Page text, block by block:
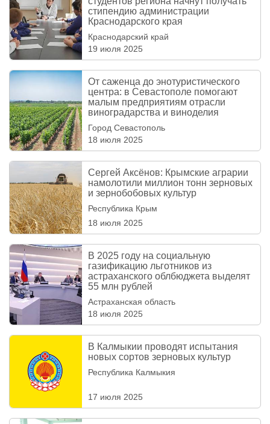
стипендию администрации
Краснодарского края
Краснодарский край
19 июля 2025
От саженца до энотуристического
центра: в Севастополе помогают
малым предприятиям отрасли
виноградарства и виноделия
Город Севастополь
18 июля 2025
Сергей Аксёнов: Крымские аграрии
намолотили миллион тонн зерновых
и зернобобовых культур
Республика Крым
18 июля 2025
В 2025 году на социальную
газификацию льготников из
астраханского облбюджета выделят
55 млн рублей
Астраханская область
18 июля 2025
В Калмыкии проводят испытания
новых сортов зерновых культур
Республика Калмыкия
17 июля 2025